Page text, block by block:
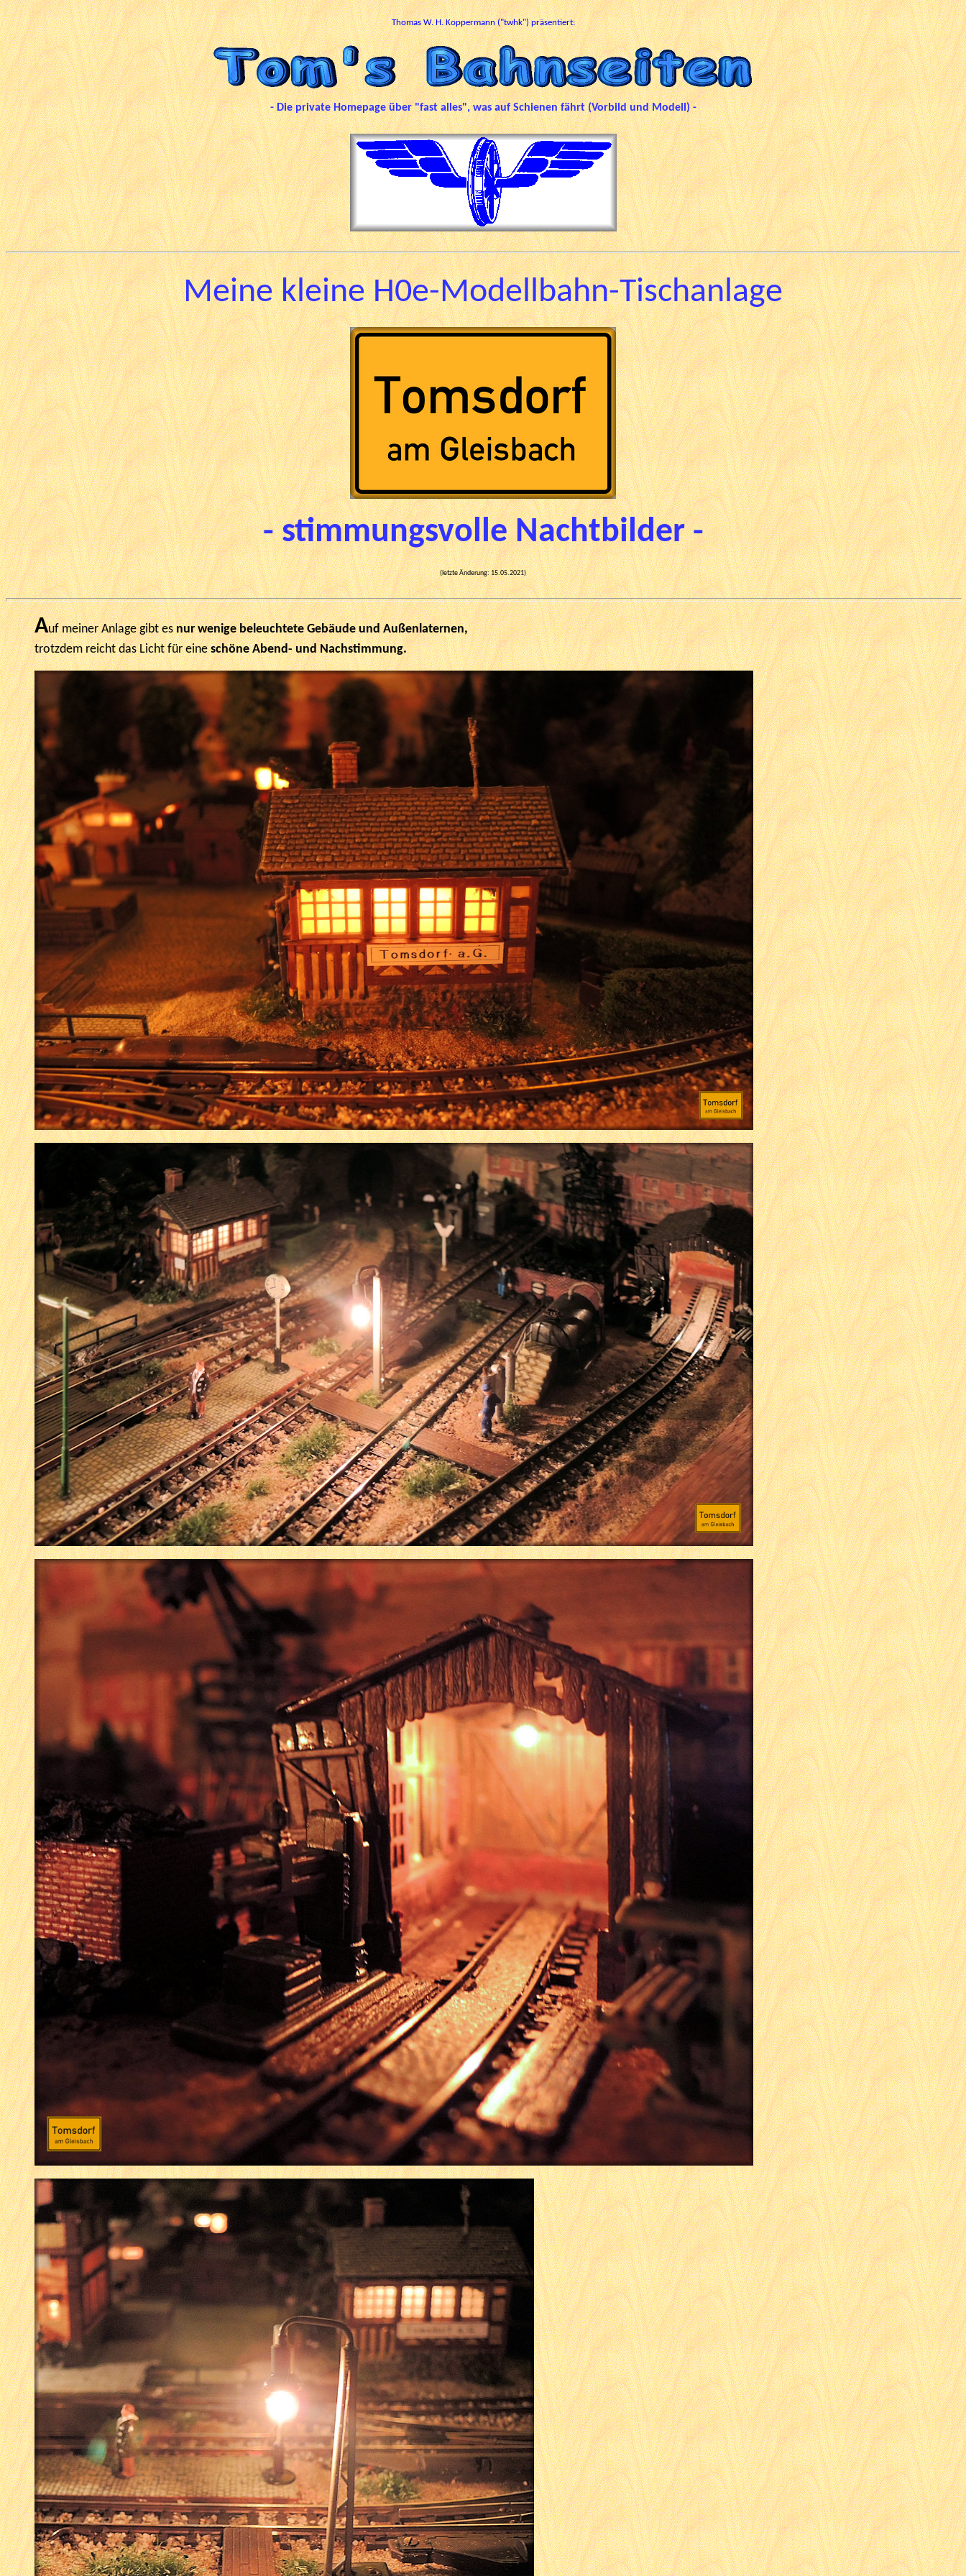
Thomas W. H. Koppermann ("twhk") präsentiert:
- Die private Homepage über "fast alles", was auf Schienen fährt (Vorbild und Modell) -
Meine kleine H0e-Modellbahn-Tischanlage
- stimmungsvolle Nachtbilder -
(letzte Änderung:15.05.2021)
Auf meiner Anlage gibt esnur wenige beleuchtete Gebäude und Außenlaternen,
trotzdem reicht das Licht für eineschöne Abend- und Nachstimmung.